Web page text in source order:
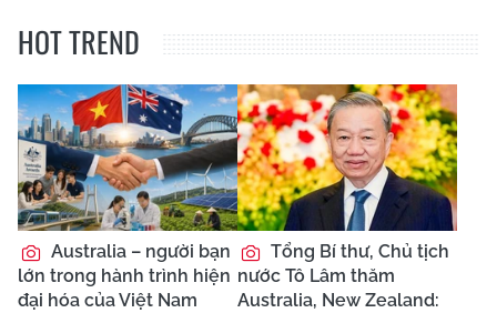
HOT TREND
Australia – người bạn
lớn trong hành trình hiện
đại hóa của Việt Nam
Tổng Bí thư, Chủ tịch
nước Tô Lâm thăm
Australia, New Zealand: